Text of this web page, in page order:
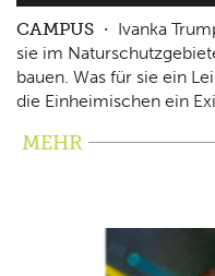
CAMPUS
Ivanka
sie im
bauen. Was für sie ein
die Einheimischen ein
MEHR